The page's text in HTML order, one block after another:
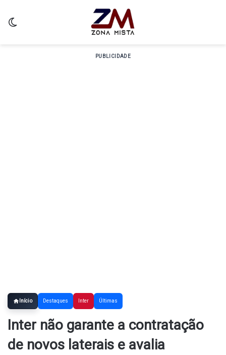
PUBLICIDADE
Início Destaques Inter Últimas
Inter não garante a contratação
de novos laterais e avalia